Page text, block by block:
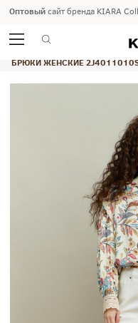
Оптовыйсайт бренда KIARA
ВЕСНА-ЛЕТО
БРЮКИ ЖЕНСКИЕ